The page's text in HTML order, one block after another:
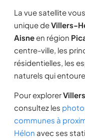
La vue satellite
unique deVillers-
Aisneen région
centre-ville, les
résidentielles, les
naturels qui
Pour explorer
consultez les
communes à
Hélon avec ses